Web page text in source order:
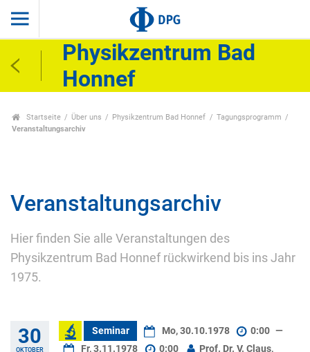
Physikzentrum Bad
Honnef
Startseite Über uns Physikzentrum Bad Honnef
Tagungsprogramm
Veranstaltungsarchiv
Veranstaltungsarchiv
Hier finden Sie alle Veranstaltungen des
Physikzentrum Bad Honnef rückwirkend bis ins Jahr
1975.
30
OKTOBER
Seminar Mo, 30.10.1978 0:00 —
Fr, 3.11.1978
0:00
Prof. Dr. V. Claus,